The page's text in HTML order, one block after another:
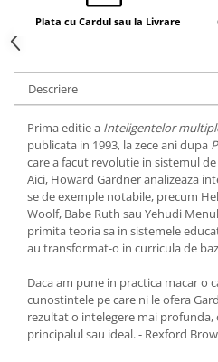
Viaţa de după moarte
Cristale
Supă de pui pentru suflet
Yoga
Oracol
Spiritualitate şi ştiinţă
Fără categorie
Cunoaștere
Plata cu Cardul sau la Livrare
Descriere
Prima editie a Inteligentelor
publicata in 1993, la zece ani dupa
care a facut revolutie in sistemul
Aici, Howard Gardner analizeaza
se de exemple notabile, precum
Woolf, Babe Ruth sau Yehudi
primita teoria sa in sistemele
au transformat-o in curricula de
Daca am pune in practica macar o
cunostintele pe care ni le ofera
rezultat o intelegere mai profunda,
principalul sau ideal. - Rexford